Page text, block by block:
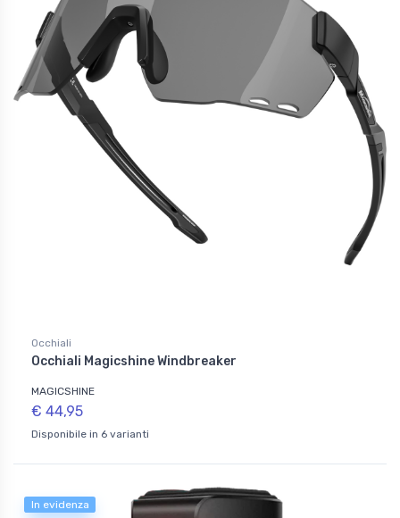
Occhiali
Occhiali Magicshine Windbreaker
MAGICSHINE
€ 44,95
Disponibile in 6 varianti
In evidenza